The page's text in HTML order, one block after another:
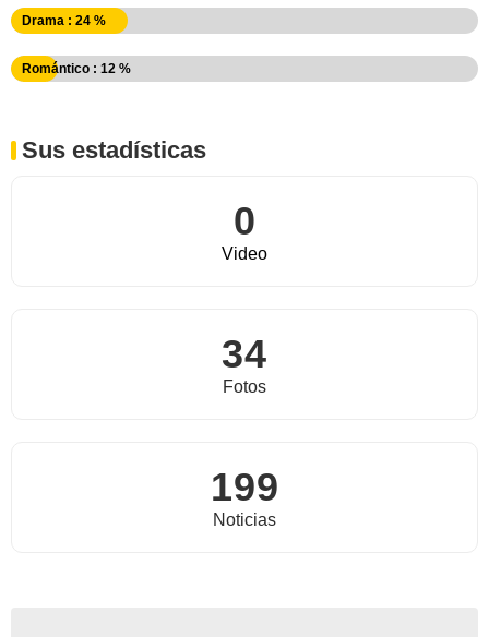
Drama : 24 %
Romántico : 12 %
Sus estadísticas
0
Video
34
Fotos
199
Noticias